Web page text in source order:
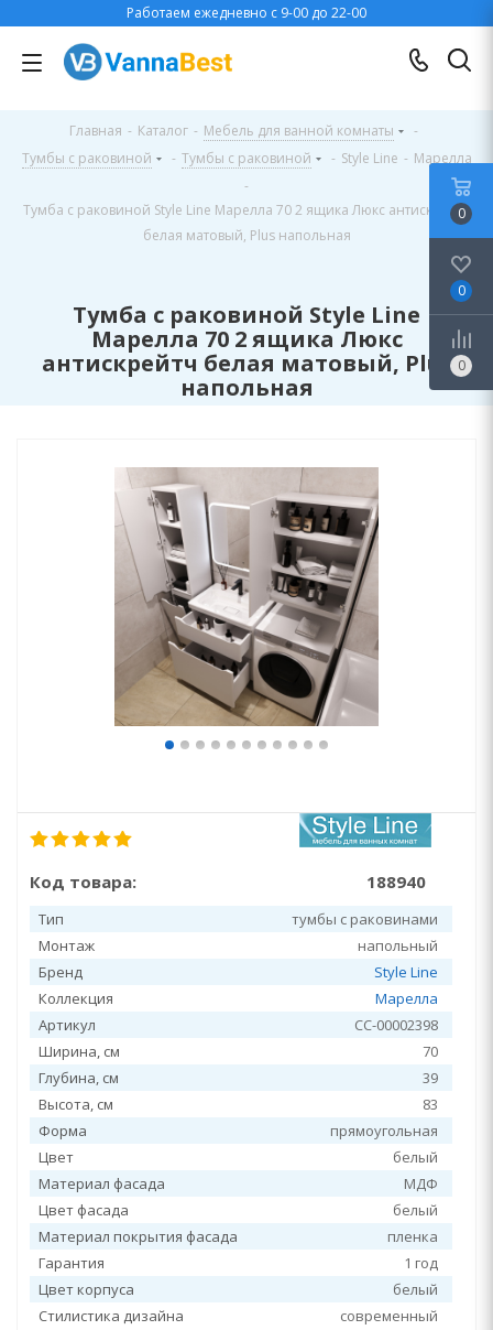
Работаем ежедневно с 9-00 до 22-00
Главная - Каталог - Мебель для ванной комнаты
-
Тумбы с раковиной
- Тумбы с раковиной - Style Line - Марелла
-
Тумба с раковиной Style Line Марелла 70 2 ящика Люкс антискрейтч
белая матовый, Plus напольная
Тумба с раковиной Style Line
Марелла 70 2 ящика Люкс
антискрейтч белая матовый, Plus
напольная
Код товара: 188940
Тип
тумбы с раковинами
Монтаж
напольный
Бренд
Style Line
Коллекция
Марелла
Артикул
СС-00002398
Ширина, см
70
Глубина, см
39
Высота, см
83
Форма
прямоугольная
Цвет
белый
Материал фасада
МДФ
Цвет фасада
белый
Материал покрытия фасада
пленка
Гарантия
1 год
Цвет корпуса
белый
Стилистика дизайна
современный
0
0
0